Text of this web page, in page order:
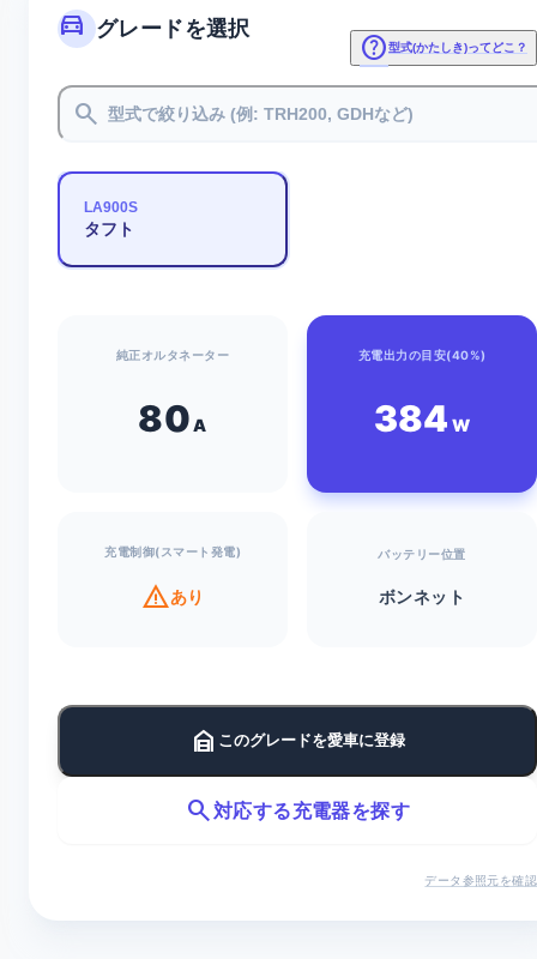
directions_car グレードを選択
help型式(かたしき)ってどこ？
search
LA900S
タフト
純正オルタネーター
80A
充電出力の目安(40%)
384 W
充電制御(スマート発電)
warningあり
バッテリー位置
ボンネット
garage_home このグレードを愛車に登録
search対応する充電器を探す
データ参照元を確認